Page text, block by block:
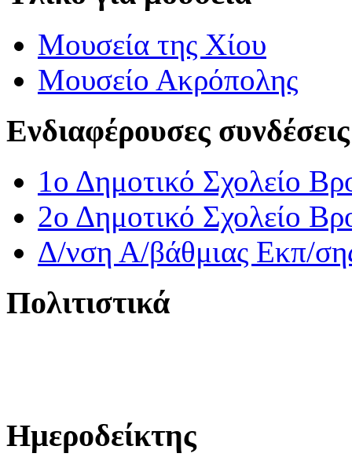
Μουσεία της Χίου
Μουσείο Ακρόπολης
Ενδιαφέρουσες συνδέσεις
1ο Δημοτικό Σχολείο
2ο Δημοτικό Σχολείο
Δ/νση Α/βάθμιας Εκπ/
Πολιτιστικά
Ημεροδείκτης